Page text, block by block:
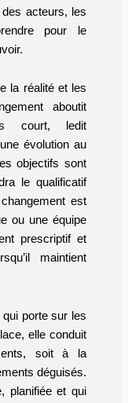
des acteurs, les
pour le
la réalité et les
aboutit
court, ledit
évolution au
objectifs sont
le qualificatif
est
ou une équipe
prescriptif et
maintient
porte sur les
elle conduit
soit à la
déguisés.
planifiée et qui